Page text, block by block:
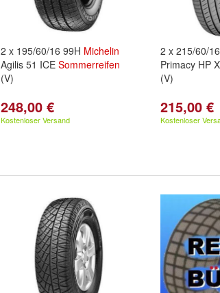
2 x 195/60/16 99H Michelin
Agilis 51 ICE Sommerreifen
(V)
248,00 €
Kostenloser Versand
2 x 215/60/
Primacy HP
(V)
215,00 €
Kostenloser